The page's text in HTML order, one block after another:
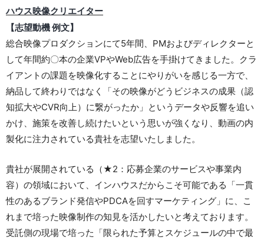
ハウス映像クリエイター
【志望動機 例文】
総合映像プロダクションにて5年間、PMおよびディレクターと
して年間約〇本の企業VPやWeb広告を手掛けてきました。クラ
イアントの課題を映像化することにやりがいを感じる一方で、
納品して終わりではなく「その映像がどうビジネスの成果（認
知拡大やCVR向上）に繋がったか」というデータや反響を追い
かけ、施策を改善し続けたいという思いが強くなり、動画の内
製化に注力されている貴社を志望いたしました。
貴社が展開されている（★2：応募企業のサービスや事業内
容）の領域において、インハウスだからこそ可能である「一貫
性のあるブランド発信やPDCAを回すマーケティング」に、こ
れまで培った映像制作の知見を活かしたいと考えております。
受託側の現場で培った「限られた予算とスケジュールの中で最